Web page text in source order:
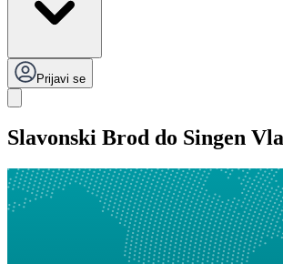
Prijavi se
Slavonski Brod do Singen